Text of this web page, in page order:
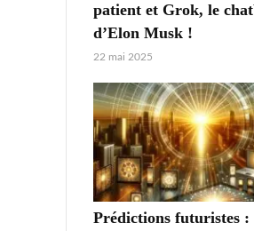
patient et Grok, le
d’Elon Musk !
22 mai 2025
Prédictions futuristes